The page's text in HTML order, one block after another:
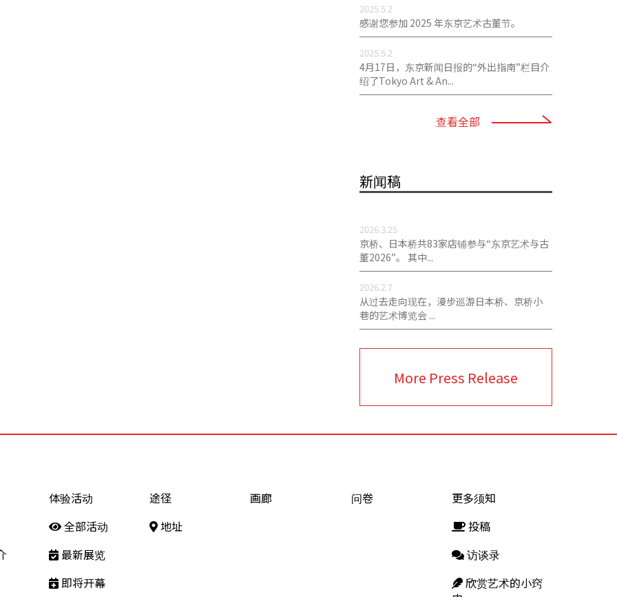
2025.5.2
感谢您参加 2025 年东京艺术古董节。
2025.5.2
4月17日，东京新闻日报的“外出指南”栏目介
绍了Tokyo Art & An...
查看全部
新闻稿
2026.3.25
京桥、日本桥共83家店铺参与“东京艺术与古
董2026”。 其中...
2026.2.7
从过去走向现在，漫步巡游日本桥、京桥小
巷的艺术博览会 ...
More Press Release
体验活动
全部活动
最新展览
即将开幕
途径
地址
画廊 问卷
更多须知
投稿
访谈录
欣赏艺术的小窍